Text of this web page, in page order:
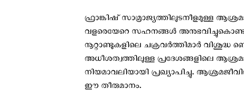
ഫ്രാങ്കിഷ് സാമ്രാജ്യത്തിലുടനീളമുള്ള
വളരെയേറെ സഹനങ്ങള്‍
നൂറ്റാണ്ടുകളിലെ ചക്രവര്‍ത്തിമാര്‍ വിശുദ്ധ
അധീശത്വത്തിലുള്ള പ്രദേശങ്ങളിലെ
നിയമാവലിയായി പ്രഖ്യാപിച്ചു.
ഈ തീരുമാനം.